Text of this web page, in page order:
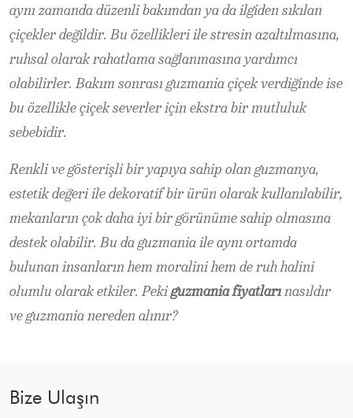
aynı zamanda düzenli bakımdan ya da ilgiden sıkılan
çiçekler değildir. Bu özellikleri ile stresin azaltılmasına,
ruhsal olarak rahatlama sağlanmasına yardımcı
olabilirler. Bakım sonrası guzmania çiçek verdiğinde ise
bu özellikle çiçek severler için ekstra bir mutluluk
sebebidir.
Renkli ve gösterişli bir yapıya sahip olan guzmanya,
estetik değeri ile dekoratif bir ürün olarak kullanılabilir,
mekanların çok daha iyi bir görünüme sahip olmasına
destek olabilir. Bu da guzmania ile aynı ortamda
bulunan insanların hem moralini hem de ruh halini
olumlu olarak etkiler. Pekiguzmania fiyatlarınasıldır
ve guzmania nereden alınır?
Bize Ulaşın